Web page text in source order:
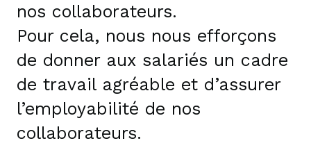
nos collaborateurs.
Pour cela, nous nous efforçons
de donner aux salariés un cadre
de travail agréable et d’assurer
l’employabilité de nos
collaborateurs.